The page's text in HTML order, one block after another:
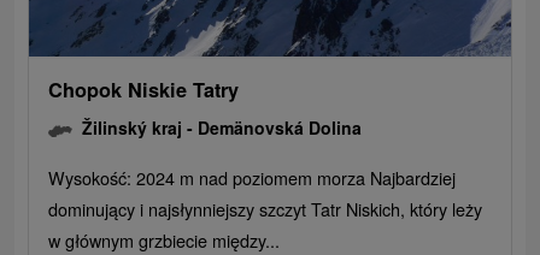
Chopok Niskie Tatry
Žilinský kraj - Demänovská Dolina
Wysokość: 2024 m nad poziomem morza Najbardziej
dominujący i najsłynniejszy szczyt Tatr Niskich, który leży
w głównym grzbiecie między...